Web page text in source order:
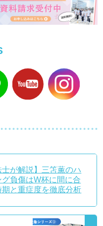
士が解説】三笘薫のハ
グ負傷はW杯に間に合
期と重症度を徹底分析